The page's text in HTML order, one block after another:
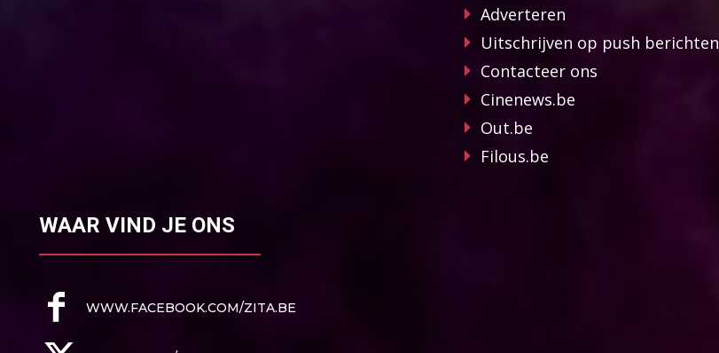
Adverteren
Uitschrijven op push berichten
Contacteer ons
Cinenews.be
Out.be
Filous.be
WAAR VIND JE ONS
WWW.FACEBOOK.COM/ZITA.BE